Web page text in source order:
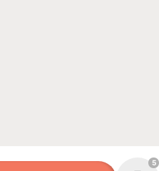
5